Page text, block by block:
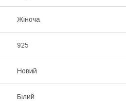
Жіноча
925
Новий
Білий